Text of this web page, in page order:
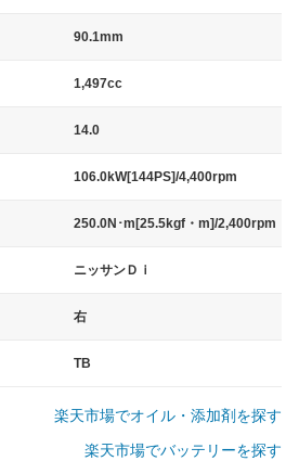
90.1mm
1,497cc
14.0
106.0kW[144PS]/4,400rpm
250.0N･m[25.5kgf・m]/2,400rpm
ニッサンＤｉ
右
TB
楽天市場でオイル・添加剤を探す
楽天市場でバッテリーを探す